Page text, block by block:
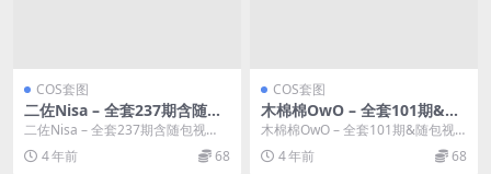
COS套图
二佐Nisa – 全套237期含随包
视频
二佐Nisa – 全套237期含随包视
频，合集分类：COS套图、合集模
特：二佐。...
4 年前 68
COS套图
木棉棉OwO – 全套101期&随
包视频
木棉棉OwO – 全套101期&随包视
频，合集分类：COS套图、合集模
特...4 年前 68